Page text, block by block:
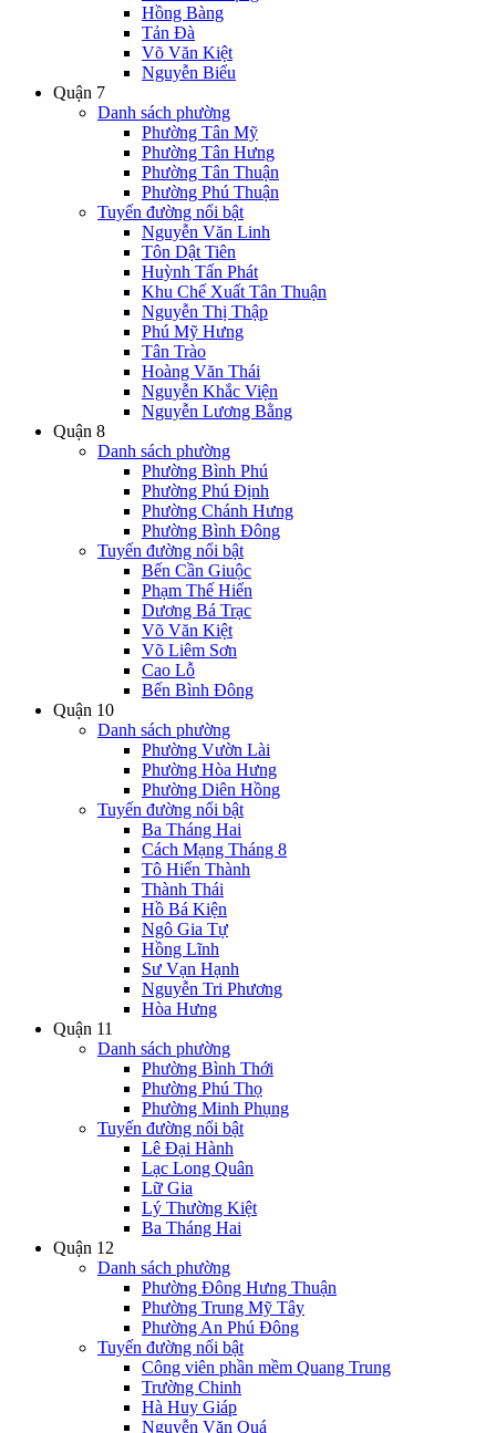
Hồng Bàng
Tản Đà
Võ Văn Kiệt
Nguyễn Biểu
Quận 7
Danh sách phường
Phường Tân Mỹ
Phường Tân Hưng
Phường Tân Thuận
Phường Phú Thuận
Tuyến đường nổi bật
Nguyễn Văn Linh
Tôn Dật Tiên
Huỳnh Tấn Phát
Khu Chế Xuất Tân Thuận
Nguyễn Thị Thập
Phú Mỹ Hưng
Tân Trào
Hoàng Văn Thái
Nguyễn Khắc Viện
Nguyễn Lương Bằng
Quận 8
Danh sách phường
Phường Bình Phú
Phường Phú Định
Phường Chánh Hưng
Phường Bình Đông
Tuyến đường nổi bật
Bến Cần Giuộc
Phạm Thế Hiển
Dương Bá Trạc
Võ Văn Kiệt
Võ Liêm Sơn
Cao Lỗ
Bến Bình Đông
Quận 10
Danh sách phường
Phường Vườn Lài
Phường Hòa Hưng
Phường Diên Hồng
Tuyến đường nổi bật
Ba Tháng Hai
Cách Mạng Tháng 8
Tô Hiến Thành
Thành Thái
Hồ Bá Kiện
Ngô Gia Tự
Hồng Lĩnh
Sư Vạn Hạnh
Nguyễn Tri Phương
Hòa Hưng
Quận 11
Danh sách phường
Phường Bình Thới
Phường Phú Thọ
Phường Minh Phụng
Tuyến đường nổi bật
Lê Đại Hành
Lạc Long Quân
Lữ Gia
Lý Thường Kiệt
Ba Tháng Hai
Quận 12
Danh sách phường
Phường Đông Hưng Thuận
Phường Trung Mỹ Tây
Phường An Phú Đông
Tuyến đường nổi bật
Công viên phần mềm Quang Trung
Trường Chinh
Hà Huy Giáp
Nguyễn Văn Quá